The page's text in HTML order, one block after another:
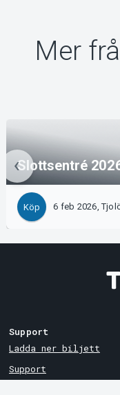
Mer
Slottsentré
Köp 6 feb 2026,
Support
Ladda ner biljett
Support